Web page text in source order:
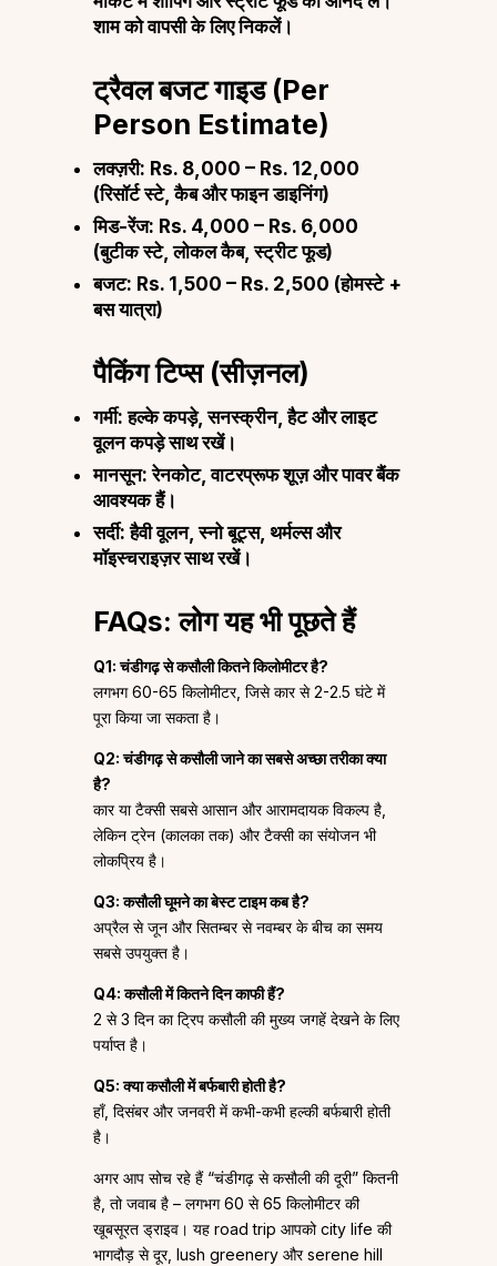
शाम को वापसी के लिए निकलें।
ट्रैवल बजट गाइड (Per
Person Estimate)
लक्ज़री: Rs. 8,000 – Rs. 12,000
(रिसॉर्ट स्टे, कैब और फाइन डाइनिंग)
मिड-रेंज: Rs. 4,000 – Rs. 6,000
(बुटीक स्टे, लोकल कैब, स्ट्रीट फूड)
बजट: Rs. 1,500 – Rs. 2,500 (होमस्टे +
बस यात्रा)
पैकिंग टिप्स (सीज़नल)
गर्मी: हल्के कपड़े, सनस्क्रीन, हैट और लाइट
वूलन कपड़े साथ रखें।
मानसून: रेनकोट, वाटरप्रूफ शूज़ और पावर बैंक
आवश्यक हैं।
सर्दी: हैवी वूलन, स्नो बूट्स, थर्मल्स और
मॉइस्चराइज़र साथ रखें।
FAQs: लोग यह भी पूछते हैं
Q1: चंडीगढ़ से कसौली कितने किलोमीटर है?
लगभग 60-65 किलोमीटर, जिसे कार से 2-2.5 घंटे में
पूरा किया जा सकता है।
Q2: चंडीगढ़ से कसौली जाने का सबसे अच्छा तरीका क्या
है?
कार या टैक्सी सबसे आसान और आरामदायक विकल्प है,
लेकिन ट्रेन (कालका तक) और टैक्सी का संयोजन भी
लोकप्रिय है।
Q3: कसौली घूमने का बेस्ट टाइम कब है?
अप्रैल से जून और सितम्बर से नवम्बर के बीच का समय
सबसे उपयुक्त है।
Q4: कसौली में कितने दिन काफी हैं?
2 से 3 दिन का ट्रिप कसौली की मुख्य जगहें देखने के लिए
पर्याप्त है।
Q5: क्या कसौली में बर्फबारी होती है?
हाँ, दिसंबर और जनवरी में कभी-कभी हल्की बर्फबारी होती
है।
अगर आप सोच रहे हैं “चंडीगढ़ से कसौली की दूरी” कितनी
है, तो जवाब है – लगभग 60 से 65 किलोमीटर की
खूबसूरत ड्राइव। यह road trip आपको city life की
भागदौड़ से दूर, lush greenery और serene hill